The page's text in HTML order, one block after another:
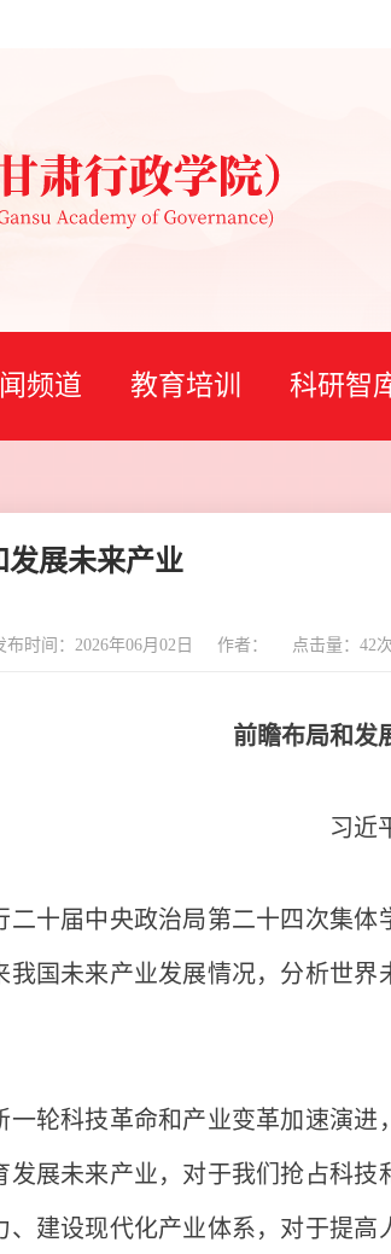
频道 教育培训 科研智
发展未来产业
布时间：2026年06月02日 作者： 点击量： 42次
前瞻布局和发
习近
届中央政治局第二十四次集体
我国未来产业发展情况，分析世
科技革命和产业变革加速演进
发展未来产业，对于我们抢占科
、建设现代化产业体系，对于提